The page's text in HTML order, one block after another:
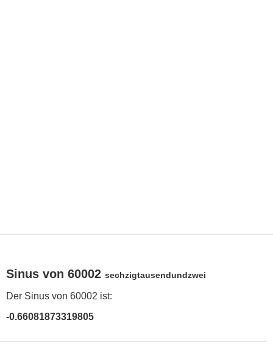
Sinus von 60002 sechzigtausendundzwei
Der Sinus von 60002 ist:
-0.66081873319805